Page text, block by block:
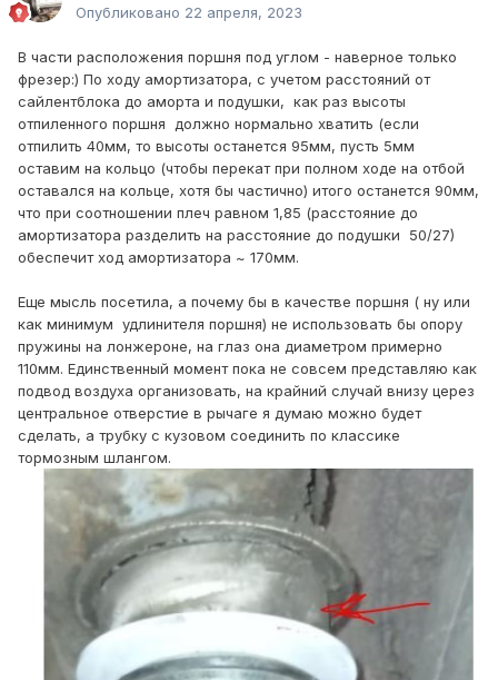
Опубликовано 22 апреля, 2023
В части расположения поршня под углом - наверное только
фрезер:) По ходу амортизатора, c учетом расстояний от
сайлентблока до аморта и подушки, как раз высоты
отпиленного поршня должно нормально хватить (если
отпилить 40мм, то высоты останется 95мм, пусть 5мм
оставим на кольцо (чтобы перекат при полном ходе на отбой
оставался на кольце, хотя бы частично) итого останется 90мм,
что при соотношении плеч равном 1,85 (расстояние до
амортизатора разделить на расстояние до подушки 50/27)
обеспечит ход амортизатора ~ 170мм.
Еще мысль посетила, а почему бы в качестве поршня ( ну или
как минимум удлинителя поршня) не использовать бы опору
пружины на лонжероне, на глаз она диаметром примерно
110мм. Единственный момент пока не совсем представляю как
подвод воздуха организовать, на крайний случай внизу церез
центральное отверстие в рычаге я думаю можно будет
сделать, а трубку с кузовом соединить по классике
тормозным шлангом.